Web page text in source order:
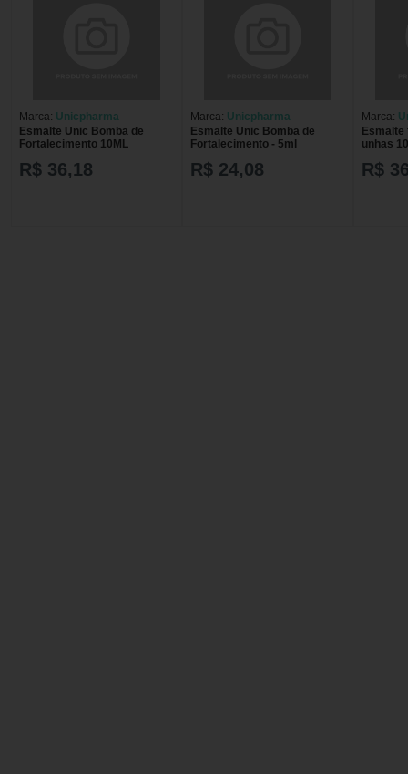
Marca: Unicpharma
Esmalte Unic Bomba de
Fortalecimento 10ML
R$ 36,18
Marca: Unicpharma
Esmalte Unic Bomba de
Fortalecimento - 5ml
R$ 24,08
Marca:
Esmalte
unhas
R$